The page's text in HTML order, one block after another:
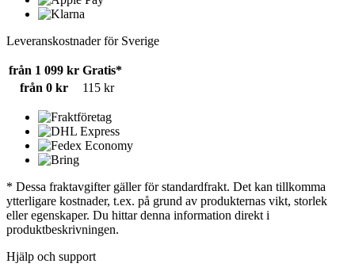
Leveranskostnader för Sverige
från 1 099 kr Gratis*
från 0 kr
115 kr
* Dessa fraktavgifter gäller för standardfrakt. Det kan tillkomma
ytterligare kostnader, t.ex. på grund av produkternas vikt, storlek
eller egenskaper. Du hittar denna information direkt i
produktbeskrivningen.
Hjälp och support